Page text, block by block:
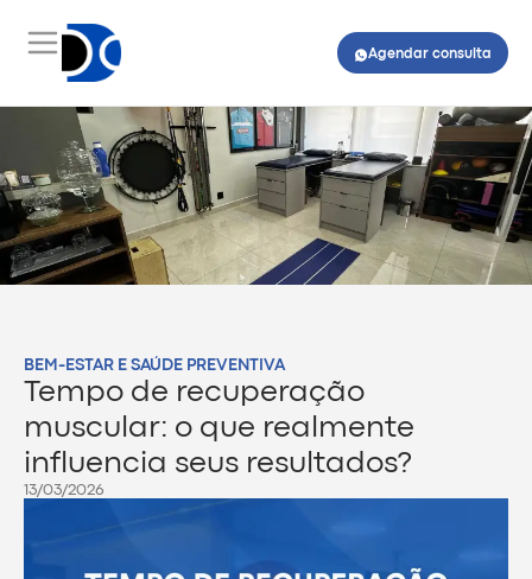
Agendar consulta
BEM-ESTAR E SAÚDE PREVENTIVA
Tempo de recuperação
muscular: o que realmente
influencia seus resultados?
13/03/2026